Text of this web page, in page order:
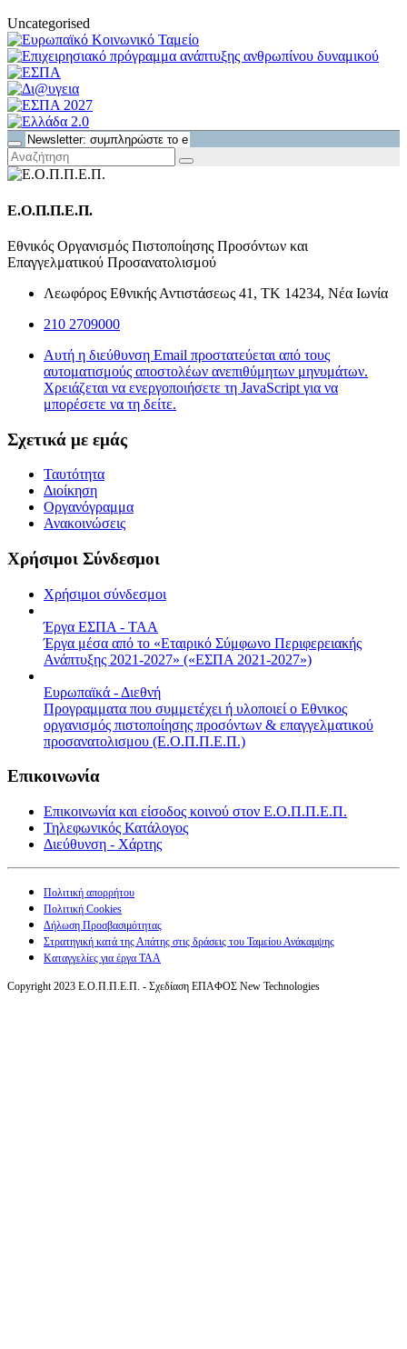
Uncategorised
Ε.Ο.Π.Π.Ε.Π.
Εθνικός Οργανισμός Πιστοποίησης Προσόντων και
Επαγγελματικού Προσανατολισμού
Λεωφόρος Εθνικής Αντιστάσεως 41, ΤΚ 14234, Νέα Ιωνία
210 2709000
Αυτή η διεύθυνση Email προστατεύεται από τους
αυτοματισμούς αποστολέων ανεπιθύμητων μηνυμάτων.
Χρειάζεται να ενεργοποιήσετε τη JavaScript για να
μπορέσετε να τη δείτε.
Σχετικά με εμάς
Ταυτότητα
Διοίκηση
Οργανόγραμμα
Ανακοινώσεις
Χρήσιμοι Σύνδεσμοι
Χρήσιμοι σύνδεσμοι
Έργα ΕΣΠΑ - ΤΑΑ
Έργα μέσα από το «Εταιρικό Σύμφωνο Περιφερειακής
Ανάπτυξης 2021-2027» («ΕΣΠΑ 2021-2027»)
Ευρωπαϊκά - Διεθνή
Προγραμματα που συμμετέχει ή υλοποιεί ο Εθνικος
οργανισμός πιστοποίησης προσόντων & επαγγελματικού
προσανατολισμου (Ε.Ο.Π.Π.Ε.Π.)
Επικοινωνία
Επικοινωνία και είσοδος κοινού στον Ε.Ο.Π.Π.Ε.Π.
Τηλεφωνικός Κατάλογος
Διεύθυνση - Χάρτης
Πολιτική απορρήτου
Πολιτική Cookies
Δήλωση Προσβασιμότητας
Στρατηγική κατά της Απάτης στις δράσεις του Ταμείου Ανάκαμψης
Καταγγελίες για έργα ΤΑΑ
Copyright 2023 Ε.Ο.Π.Π.Ε.Π. - Σχεδίαση ΕΠΑΦΟΣ New Technologies